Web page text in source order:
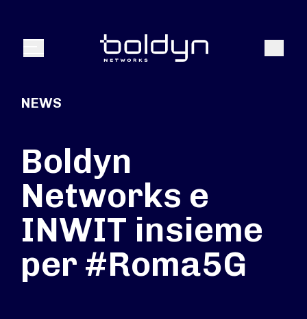
Menu Search
NEWS
Boldyn
Networks e
INWIT insieme
per #Roma5G